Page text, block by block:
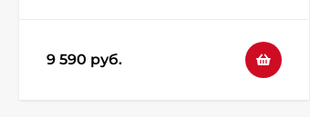
9 590 руб.